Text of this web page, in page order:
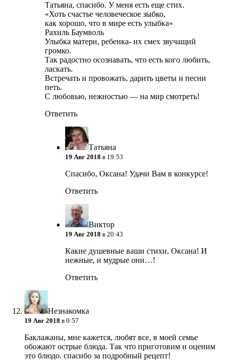
Татьяна, спасибо. У меня есть еще стих.
«Хоть счастье человеческое зыбко,
как хорошо, что в мире есть улыбка»
Рахиль Баумволь
Улыбка матери, ребенка- их смех звучащий
громко.
Так радостно осознавать, что есть кого любить,
ласкать.
Встречать и провожать, дарить цветы и песни
петь.
С любовью, нежностью — на мир смотреть!
Ответить
Татьяна
19 Авг 2018 в 19:53
Спасибо, Оксана! Удачи Вам в конкурсе!
Ответить
Виктор
19 Авг 2018 в 20:43
Какие душевные ваши стихи, Оксана! И
нежные, и мудрые они…!
Ответить
Незнакомка
19 Авг 2018 в 0:57
Баклажаны, мне кажется, любят все, в моей семье
обожают острые блюда. Так что приготовим и оценим
это блюдо. спасибо за подробный рецепт!